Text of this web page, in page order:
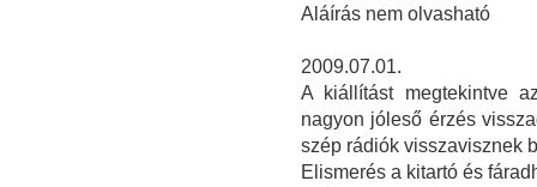
Aláírás nem olvasható
2009.07.01.
A kiállítást megtekintve
nagyon jóleső érzés
szép rádiók visszavisznek
Elismerés a kitartó és